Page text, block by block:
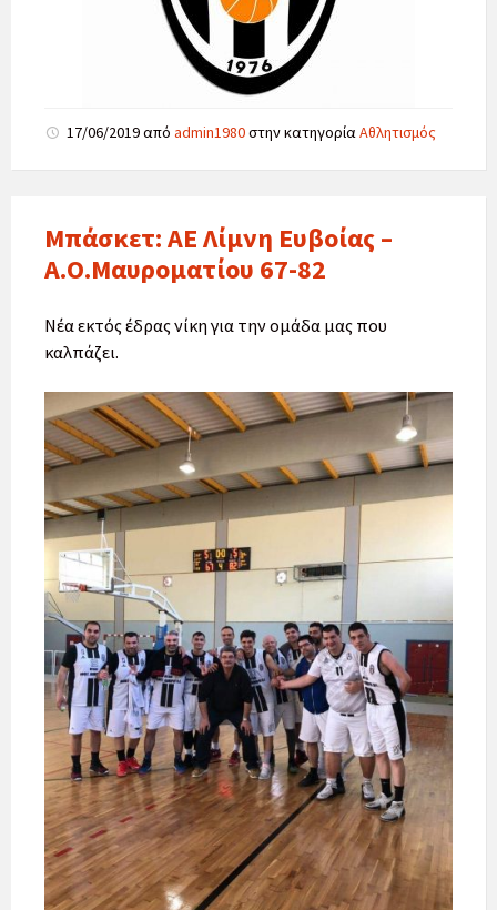
17/06/2019από admin1980στην κατηγορίαΑθλητισμός
Μπάσκετ: ΑΕ Λίμνη Ευβοίας –
Α.Ο.Μαυροματίου 67-82
Νέα εκτός έδρας νίκη για την ομάδα μας που
καλπάζει.